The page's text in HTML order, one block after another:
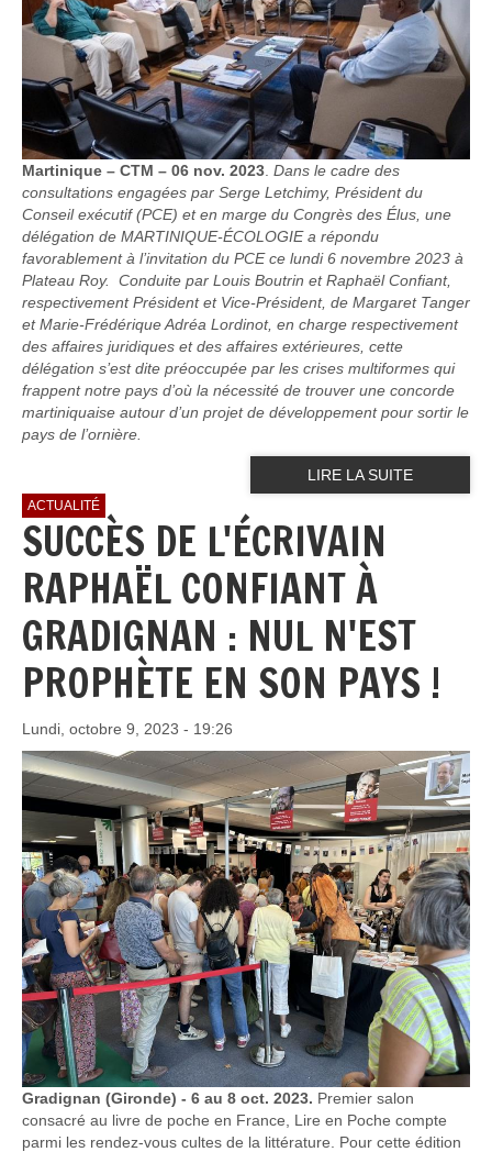
Martinique – CTM – 06 nov. 2023 Dans le cadre des
consultations engagées par Serge Letchimy, Président du
Conseil exécutif (PCE) et en marge du Congrès des Élus, une
délégation de MARTINIQUE-ÉCOLOGIE a répondu
favorablement à l’invitation du PCE ce lundi 6 novembre 2023 à
Plateau Roy. Conduite par Louis Boutrin et Raphaël Confiant,
respectivement Président et Vice-Président, de Margaret Tanger
et Marie-Frédérique Adréa Lordinot, en charge respectivement
des affaires juridiques et des affaires extérieures, cette
délégation s’est dite préoccupée par les crises multiformes qui
frappent notre pays d’où la nécessité de trouver une concorde
martiniquaise autour d’un projet de développement pour sortir le
pays de l’ornière.
LIRE LA SUITE
ACTUALITÉ
SUCCÈS DE L'ÉCRIVAIN
RAPHAËL CONFIANT À
GRADIGNAN : NUL N'EST
PROPHÈTE EN SON PAYS !
Lundi, octobre 9, 2023 - 19:26
Gradignan (Gironde) - 6 au 8 oct. 2023. Premier salon
consacré au livre de poche en France, Lire en Poche compte
parmi les rendez-vous cultes de la littérature. Pour cette édition